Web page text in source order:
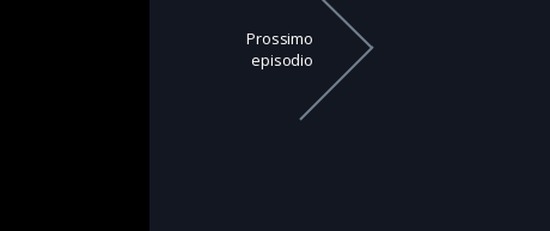
Prossimo
episodio